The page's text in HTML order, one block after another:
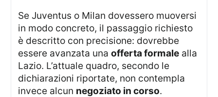
Se Juventus o Milan dovessero muoversi
in modo concreto, il passaggio richiesto
è descritto con precisione: dovrebbe
essere avanzata unaofferta formale alla
Lazio. L’attuale quadro, secondo le
dichiarazioni riportate, non contempla
invece alcun negoziato in corso.